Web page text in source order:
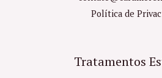
Política de
Tratamentos